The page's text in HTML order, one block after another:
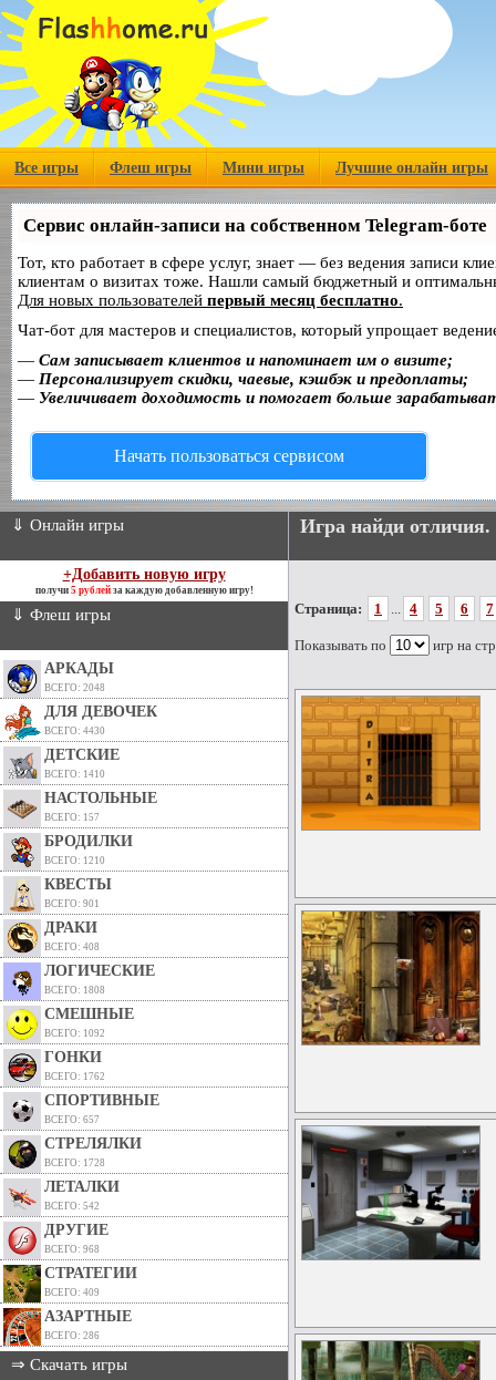
Все игры Флеш игры Мини игры Лучшие онлайн игры
Сервис онлайн-записи на собственном Telegram-боте
Тот, кто работает в сфере услуг, знает — без ведения записи
клиентам о визитах тоже. Нашли самый бюджетный и
Для новых пользователей первый месяц бесплатно.
Чат-бот для мастеров и специалистов, который упрощает
— Сам записывает клиентов и напоминает им о визите;
— Персонализирует скидки, чаевые, кэшбэк и предоплаты;
— Увеличивает доходимость и помогает больше
Начать пользоваться сервисом
⇓ Онлайн игры
+Добавить новую игру
получи 5 рублейза каждую добавленную игру!
⇓ Флеш игры
АРКАДЫ
ВСЕГО: 2048
ДЛЯ ДЕВОЧЕК
ВСЕГО: 4430
ДЕТСКИЕ
ВСЕГО: 1410
НАСТОЛЬНЫЕ
ВСЕГО: 157
БРОДИЛКИ
ВСЕГО: 1210
КВЕСТЫ
ВСЕГО: 901
ДРАКИ
ВСЕГО: 408
ЛОГИЧЕСКИЕ
ВСЕГО: 1808
СМЕШНЫЕ
ВСЕГО: 1092
ГОНКИ
ВСЕГО: 1762
СПОРТИВНЫЕ
ВСЕГО: 657
СТРЕЛЯЛКИ
ВСЕГО: 1728
ЛЕТАЛКИ
ВСЕГО: 542
ДРУГИЕ
ВСЕГО: 968
СТРАТЕГИИ
ВСЕГО: 409
АЗАРТНЫЕ
ВСЕГО: 286
⇒ Скачать игры
Игра найди
Страница: 1 ... 4 5 6 7
Показывать по игр на